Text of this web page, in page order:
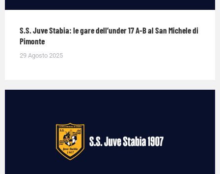
S.S. Juve Stabia: le gare dell’under 17 A-B al San Michele di
Pimonte
29 Agosto 2025